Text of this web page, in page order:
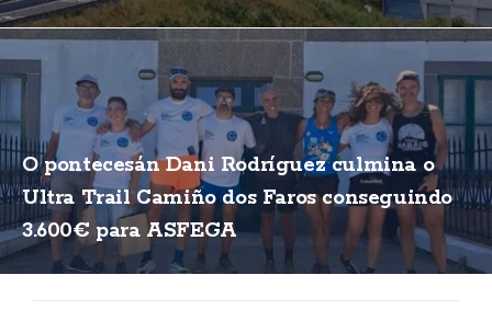
O pontecesán Dani Rodríguez culmina o
Ultra Trail Camiño dos Faros conseguindo
3.600€ para ASFEGA